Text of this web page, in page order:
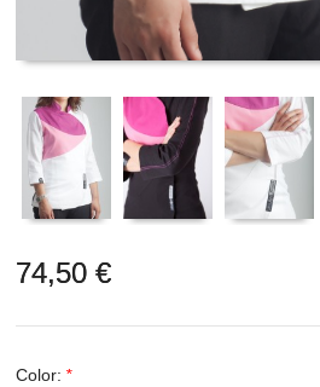
74,50 €
*
Color: